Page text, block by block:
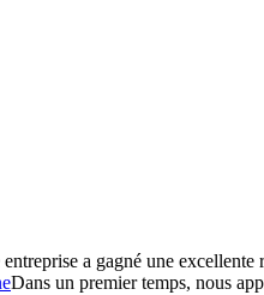
a gagné une
Dans un premier temps, nous